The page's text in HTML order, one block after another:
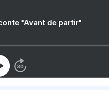
"Avant de partir"